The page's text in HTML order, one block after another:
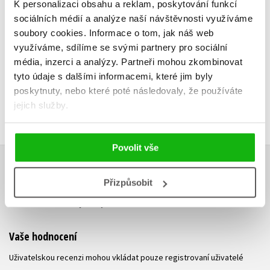
K personalizaci obsahu a reklam, poskytování funkcí
sociálních médií a analýze naší návštěvnosti využíváme
soubory cookies. Informace o tom, jak náš web
využíváme, sdílíme se svými partnery pro sociální
média, inzerci a analýzy. Partneři mohou zkombinovat
tyto údaje s dalšími informacemi, které jim byly
poskytnuty, nebo které poté následovaly, že používáte
jejich služby.
Povolit vše
Přizpůsobit
Do košíku
249 Kč
199 Kč
HODNOCENÍ ČTENÁŘŮ
Vaše hodnocení
Uživatelskou recenzi mohou vkládat pouze registrovaní uživatelé